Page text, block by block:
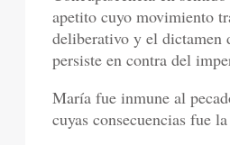
apetito cuyo movimiento
deliberativo y el dictamen
persiste en contra del
María fue inmune al
cuyas consecuencias fue